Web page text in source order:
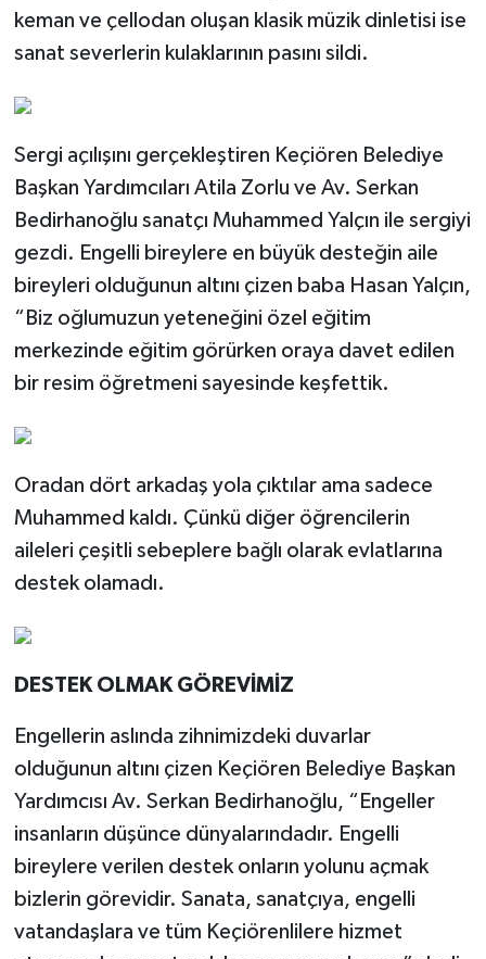
keman ve çellodan oluşan klasik müzik dinletisi ise
sanat severlerin kulaklarının pasını sildi.
Sergi açılışını gerçekleştiren Keçiören Belediye
Başkan Yardımcıları Atila Zorlu ve Av. Serkan
Bedirhanoğlu sanatçı Muhammed Yalçın ile sergiyi
gezdi. Engelli bireylere en büyük desteğin aile
bireyleri olduğunun altını çizen baba Hasan Yalçın,
“Biz oğlumuzun yeteneğini özel eğitim
merkezinde eğitim görürken oraya davet edilen
bir resim öğretmeni sayesinde keşfettik.
Oradan dört arkadaş yola çıktılar ama sadece
Muhammed kaldı. Çünkü diğer öğrencilerin
aileleri çeşitli sebeplere bağlı olarak evlatlarına
destek olamadı.
DESTEK OLMAK GÖREVİMİZ
Engellerin aslında zihnimizdeki duvarlar
olduğunun altını çizen Keçiören Belediye Başkan
Yardımcısı Av. Serkan Bedirhanoğlu, “Engeller
insanların düşünce dünyalarındadır. Engelli
bireylere verilen destek onların yolunu açmak
bizlerin görevidir. Sanata, sanatçıya, engelli
vatandaşlara ve tüm Keçiörenlilere hizmet